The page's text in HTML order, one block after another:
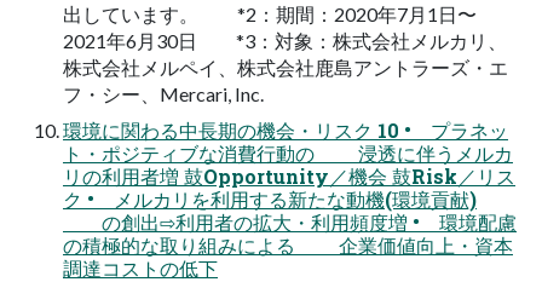
出しています。 *2：期間：2020年7⽉1⽇〜
2021年6⽉30⽇ *3：対象：株式会社メルカリ、
株式会社メルペイ、株式会社⿅島アントラーズ・エ
フ・シー、Mercari, Inc.
環境に関わる中⻑期の機会・リスク 10 • プラネッ
ト・ポジティブな消費⾏動の 浸透に伴うメルカ
リの利⽤者増 ⿎Opportunity／機会 ⿎Risk／リス
ク • メルカリを利⽤する新たな動機(環境貢献)
の創出⇨利⽤者の拡⼤・利⽤頻度増 • 環境配慮
の積極的な取り組みによる 企業価値向上・資本
調達コストの低下